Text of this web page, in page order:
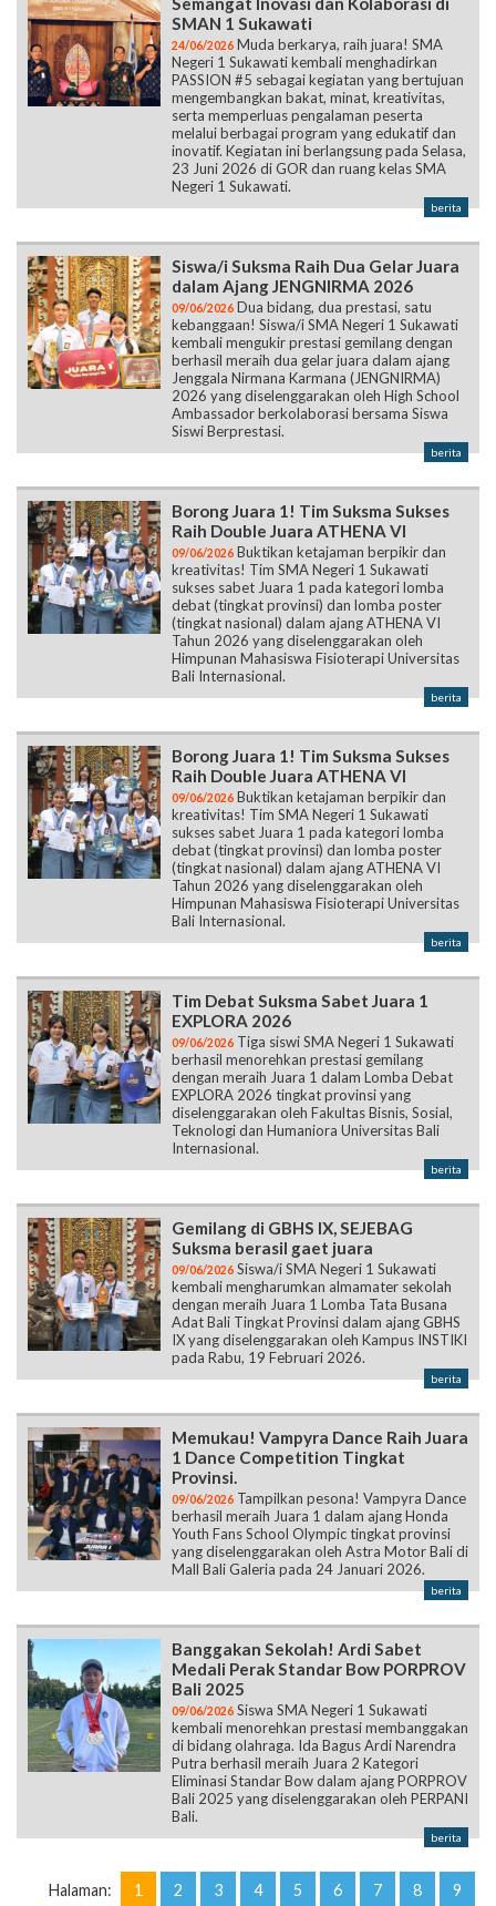
SMAN 1 Sukawati
24/06/2026 Muda berkarya, raih juara! SMA
Negeri 1 Sukawati kembali menghadirkan
PASSION #5 sebagai kegiatan yang bertujuan
mengembangkan bakat, minat, kreativitas,
serta memperluas pengalaman peserta
melalui berbagai program yang edukatif dan
inovatif. Kegiatan ini berlangsung pada Selasa,
23 Juni 2026 di GOR dan ruang kelas SMA
Negeri 1 Sukawati.
berita
Siswa/i Suksma Raih Dua Gelar Juara
dalam Ajang JENGNIRMA 2026
09/06/2026 Dua bidang, dua prestasi, satu
kebanggaan! Siswa/i SMA Negeri 1 Sukawati
kembali mengukir prestasi gemilang dengan
berhasil meraih dua gelar juara dalam ajang
Jenggala Nirmana Karmana (JENGNIRMA)
2026 yang diselenggarakan oleh High School
Ambassador berkolaborasi bersama Siswa
Siswi Berprestasi.
berita
Borong Juara 1! Tim Suksma Sukses
Raih Double Juara ATHENA VI
09/06/2026 Buktikan ketajaman berpikir dan
kreativitas! Tim SMA Negeri 1 Sukawati
sukses sabet Juara 1 pada kategori lomba
debat (tingkat provinsi) dan lomba poster
(tingkat nasional) dalam ajang ATHENA VI
Tahun 2026 yang diselenggarakan oleh
Himpunan Mahasiswa Fisioterapi Universitas
Bali Internasional.
berita
Borong Juara 1! Tim Suksma Sukses
Raih Double Juara ATHENA VI
09/06/2026 Buktikan ketajaman berpikir dan
kreativitas! Tim SMA Negeri 1 Sukawati
sukses sabet Juara 1 pada kategori lomba
debat (tingkat provinsi) dan lomba poster
(tingkat nasional) dalam ajang ATHENA VI
Tahun 2026 yang diselenggarakan oleh
Himpunan Mahasiswa Fisioterapi Universitas
Bali Internasional.
berita
Tim Debat Suksma Sabet Juara 1
EXPLORA 2026
09/06/2026 Tiga siswi SMA Negeri 1 Sukawati
berhasil menorehkan prestasi gemilang
dengan meraih Juara 1 dalam Lomba Debat
EXPLORA 2026 tingkat provinsi yang
diselenggarakan oleh Fakultas Bisnis, Sosial,
Teknologi dan Humaniora Universitas Bali
Internasional.
berita
Gemilang di GBHS IX, SEJEBAG
Suksma berasil gaet juara
09/06/2026 Siswa/i SMA Negeri 1 Sukawati
kembali mengharumkan almamater sekolah
dengan meraih Juara 1 Lomba Tata Busana
Adat Bali Tingkat Provinsi dalam ajang GBHS
IX yang diselenggarakan oleh Kampus INSTIKI
pada Rabu, 19 Februari 2026.
berita
Memukau! Vampyra Dance Raih Juara
1 Dance Competition Tingkat
Provinsi.
09/06/2026 Tampilkan pesona! Vampyra Dance
berhasil meraih Juara 1 dalam ajang Honda
Youth Fans School Olympic tingkat provinsi
yang diselenggarakan oleh Astra Motor Bali di
Mall Bali Galeria pada 24 Januari 2026.
berita
Banggakan Sekolah! Ardi Sabet
Medali Perak Standar Bow PORPROV
Bali 2025
09/06/2026 Siswa SMA Negeri 1 Sukawati
kembali menorehkan prestasi membanggakan
di bidang olahraga. Ida Bagus Ardi Narendra
Putra berhasil meraih Juara 2 Kategori
Eliminasi Standar Bow dalam ajang PORPROV
Bali 2025 yang diselenggarakan oleh PERPANI
Bali.
berita
Halaman: 1 2 3 4 5 6 7 8 9